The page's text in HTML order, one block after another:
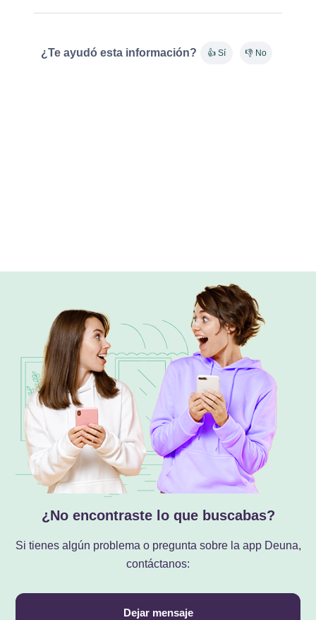
¿Te ayudó esta información? 👍 Sí 👎 No
¿No encontraste lo que buscabas?
Si tienes algún problema o pregunta sobre la app Deuna,
contáctanos:
Dejar mensaje